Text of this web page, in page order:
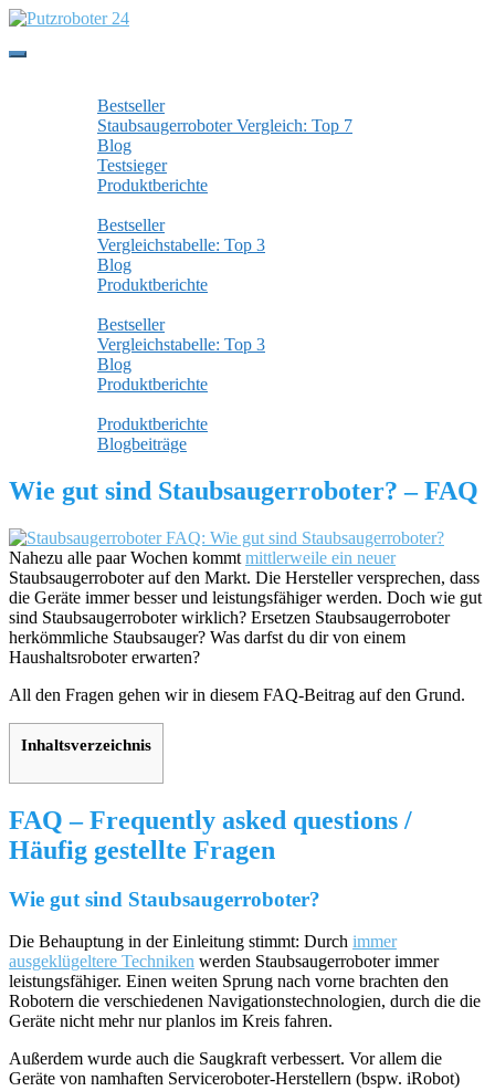
Skip to main content
Toggle navigation
Bestseller
Staubsaugerroboter Vergleich: Top 7
Blog
Testsieger
Produktberichte
Bestseller
Vergleichstabelle: Top 3
Blog
Produktberichte
Bestseller
Vergleichstabelle: Top 3
Blog
Produktberichte
Produktberichte
Blogbeiträge
Wie gut sind Staubsaugerroboter? – FAQ
Nahezu alle paar Wochen kommt mittlerweile ein neuer
Staubsaugerroboter auf den Markt. Die Hersteller versprechen, dass
die Geräte immer besser und leistungsfähiger werden. Doch wie gut
sind Staubsaugerroboter wirklich? Ersetzen Staubsaugerroboter
herkömmliche Staubsauger? Was darfst du dir von einem
Haushaltsroboter erwarten?
All den Fragen gehen wir in diesem FAQ-Beitrag auf den Grund.
Inhaltsverzeichnis
FAQ – Frequently asked questions /
Häufig gestellte Fragen
Wie gut sind Staubsaugerroboter?
Die Behauptung in der Einleitung stimmt: Durch immer
ausgeklügeltere Techniken werden Staubsaugerroboter immer
leistungsfähiger. Einen weiten Sprung nach vorne brachten den
Robotern die verschiedenen Navigationstechnologien, durch die die
Geräte nicht mehr nur planlos im Kreis fahren.
Außerdem wurde auch die Saugkraft verbessert. Vor allem die
Geräte von namhaften Serviceroboter-Herstellern (bspw. iRobot)